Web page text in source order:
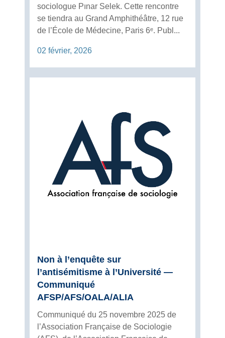
sociologue Pınar Selek. Cette rencontre
se tiendra au Grand Amphithéâtre, 12 rue
de l’École de Médecine, Paris 6ᵉ. Publ...
02 février, 2026
Non à l’enquête sur
l’antisémitisme à l’Université —
Communiqué
AFSP/AFS/OALA/ALIA
Communiqué du 25 novembre 2025 de
l’Association Française de Sociologie